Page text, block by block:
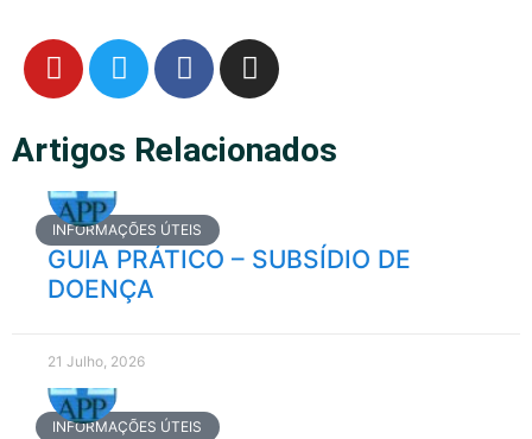
Artigos Relacionados
INFORMAÇÕES ÚTEIS
GUIA PRÁTICO – SUBSÍDIO DE
DOENÇA
21 Julho, 2026
INFORMAÇÕES ÚTEIS